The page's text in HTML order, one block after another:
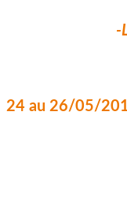
-
24 au 26/05/